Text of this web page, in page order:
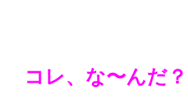
コレ、な〜んだ？